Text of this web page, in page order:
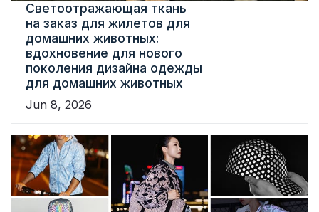
Светоотражающая ткань
на заказ для жилетов для
домашних животных:
вдохновение для нового
поколения дизайна одежды
для домашних животных
Jun 8, 2026